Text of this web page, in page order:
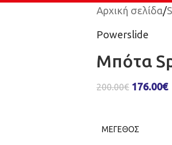
Αρχική σελίδα/
Powerslide
Μπότα
200.00€ 176.00€
ΜΈΓΕΘΟΣ